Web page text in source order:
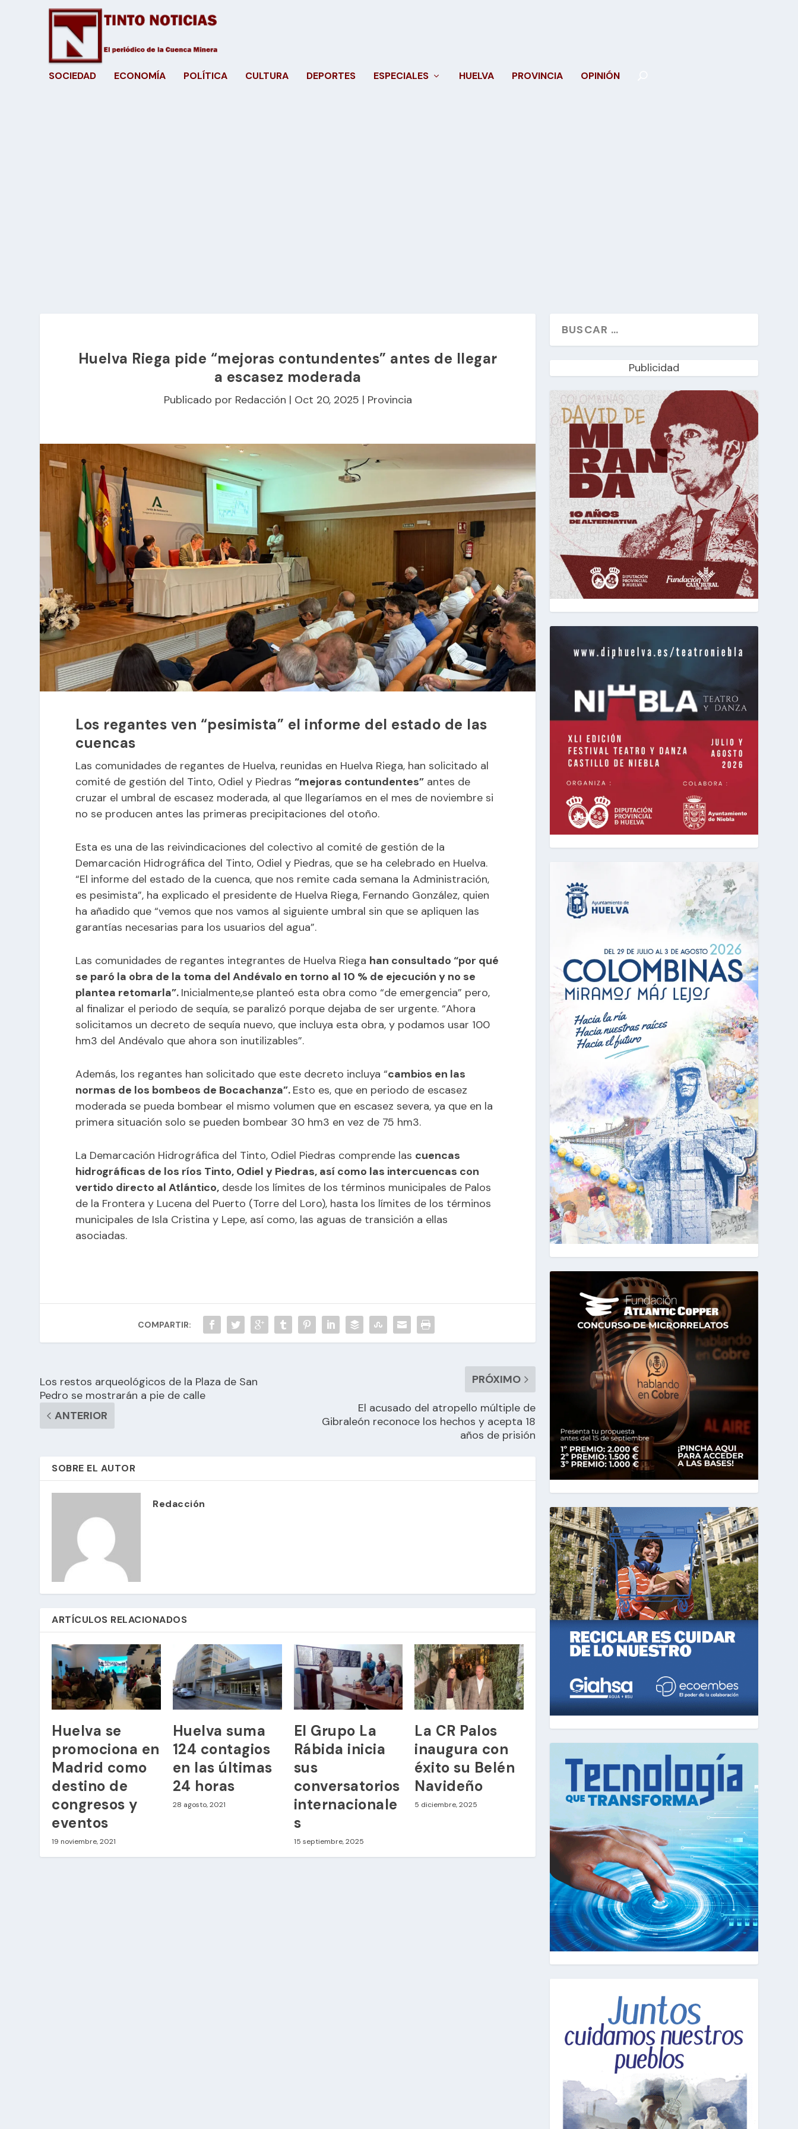
SOCIEDAD ECONOMÍA POLÍTICA CULTURA DEPORTES ESPECIALES HUELVA PROVINCIA OPINIÓN
Huelva Riega pide “mejoras contundentes” antes de llegar
a escasez moderada
Publicado por Redacción | Oct 20, 2025 | Provincia
Los regantes ven “pesimista” el informe del estado de las
cuencas
Las comunidades de regantes de Huelva, reunidas en Huelva Riega, han solicitado al
comité de gestión del Tinto, Odiel y Piedras“mejoras contundentes” antes de
cruzar el umbral de escasez moderada, al que llegaríamos en el mes de noviembre si
no se producen antes las primeras precipitaciones del otoño.
Esta es una de las reivindicaciones del colectivo al comité de gestión de la
Demarcación Hidrográfica del Tinto, Odiel y Piedras, que se ha celebrado en Huelva.
“El informe del estado de la cuenca, que nos remite cada semana la Administración,
es pesimista”, ha explicado el presidente de Huelva Riega, Fernando González, quien
ha añadido que “vemos que nos vamos al siguiente umbral sin que se apliquen las
garantías necesarias para los usuarios del agua”.
Las comunidades de regantes integrantes de Huelva Riega han consultado “por qué
se paró la obra de la toma del Andévalo en torno al 10 % de ejecución y no se
plantea retomarla”. Inicialmente,se planteó esta obra como “de emergencia” pero,
al finalizar el periodo de sequía, se paralizó porque dejaba de ser urgente. “Ahora
solicitamos un decreto de sequía nuevo, que incluya esta obra, y podamos usar 100
hm3 del Andévalo que ahora son inutilizables”.
Además, los regantes han solicitado que este decreto incluya “cambios en las
normas de los bombeos de Bocachanza”. Esto es, que en periodo de escasez
moderada se pueda bombear el mismo volumen que en escasez severa, ya que en la
primera situación solo se pueden bombear 30 hm3 en vez de 75 hm3.
La Demarcación Hidrográfica del Tinto, Odiel Piedras comprende las cuencas
hidrográficas de los ríos Tinto, Odiel y Piedras, así como las intercuencas con
vertido directo al Atlántico, desde los límites de los términos municipales de Palos
de la Frontera y Lucena del Puerto (Torre del Loro), hasta los límites de los términos
municipales de Isla Cristina y Lepe, así como, las aguas de transición a ellas
asociadas.
COMPARTIR:
Los restos arqueológicos de la Plaza de San
Pedro se mostrarán a pie de calle
ANTERIOR
PRÓXIMO
El acusado del atropello múltiple de
Gibraleón reconoce los hechos y acepta 18
años de prisión
SOBRE EL AUTOR
Redacción
ARTÍCULOS RELACIONADOS
Huelva se
promociona en
Madrid como
destino de
congresos y
eventos
19 noviembre, 2021
Huelva suma
124 contagios
en las últimas
24 horas
28 agosto, 2021
El Grupo La
Rábida inicia
sus
conversatorios
internacionale
s
15 septiembre, 2025
La CR Palos
inaugura con
éxito su Belén
Navideño
5 diciembre, 2025
Publicidad